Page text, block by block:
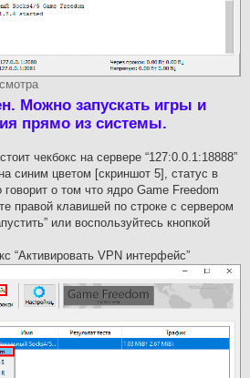
Можно запускать игры и
прямо из системы.
чекбокс на сервере “127:0.0.1:18888”
синим цветом [скриншот 5], статус в
говорит о том что ядро Game Freedom
правой клавишей по строке с сервером
или воспользуйтесь кнопкой
“Активировать VPN интерфейс”